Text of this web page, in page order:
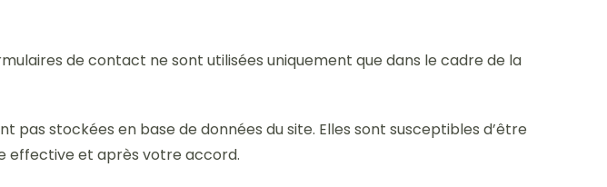
de contact ne sont utilisées uniquement que dans le cadre de la
stockées en base de données du site. Elles sont susceptibles d’être
effective et après votre accord.